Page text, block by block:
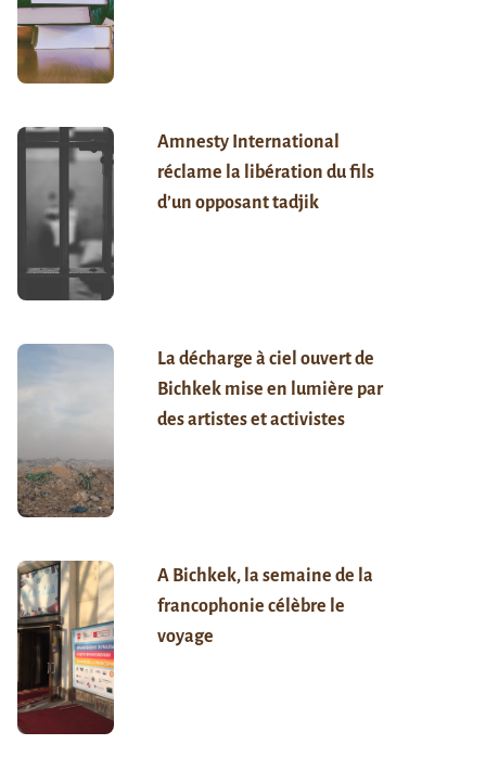
Amnesty International
réclame la libération du fils
d’un opposant tadjik
La décharge à ciel ouvert de
Bichkek mise en lumière par
des artistes et activistes
A Bichkek, la semaine de la
francophonie célèbre le
voyage